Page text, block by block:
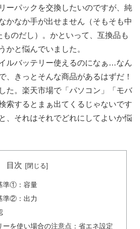
ーパックを交換したいのですが、純
かなか手が出せません（そもそも中
のだし）。かといって、互換品も
かと悩んでいました。
ルバッテリー使えるのになぁ…なん
、きっとそんな商品があるはずだ！
た。楽天市場で「パソコン」「モバ
索するとまぁ出てくるじゃないです
、それはそれでどれにしてよいか悩
目次
準①：容量
準②：出力
ーを使い場合の注意点：省エネ設定